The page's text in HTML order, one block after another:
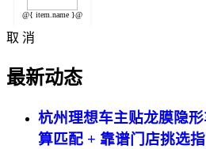
@{ item.name }@
取 消
最新动态
杭州理想车主贴龙膜隐
算匹配 + 靠谱门店挑选